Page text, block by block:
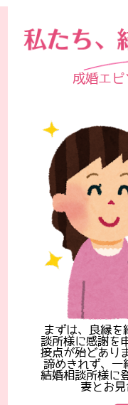
成婚エ
まずは、良縁を
談所様に感謝を
接点が殆どあり
諦めきれず、一
結婚相談所様に
妻とお